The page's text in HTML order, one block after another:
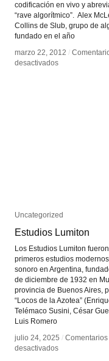
codificación en vivo y
“rave algorítmico”. Alex
Collins de Slub, grupo de
fundado en el año
marzo 22, 2012 /
desactivadosen
marzo 22, 2012 /
desactivadosen
Uncategorized
Estudios Lumiton
Los Estudios Lumiton
primeros estudios
sonoro en Argentina,
de diciembre de 1932 en
provincia de Buenos Aires,
“Locos de la Azotea”
Telémaco Susini, César
Luis Romero
julio 24, 2025 / Comentarios
desactivadosen
Uncategorized
Estudios Lumiton
julio 24, 2025 / Comentarios
desactivadosen